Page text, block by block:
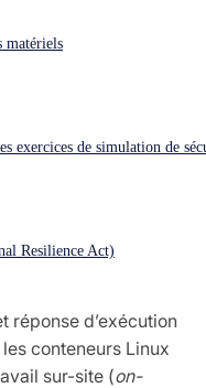
une aide immédiate.
matériels
exercices de simulation de
Resilience Act)
vient de faire
réponse d’exécution
conteneurs Linux
sur-site (on-